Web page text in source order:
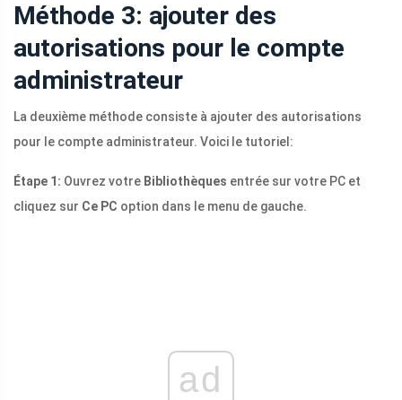
Méthode 3: ajouter des
autorisations pour le compte
administrateur
La deuxième méthode consiste à ajouter des autorisations
pour le compte administrateur. Voici le tutoriel:
Étape 1: Ouvrez votre Bibliothèques entrée sur votre PC et
cliquez sur Ce PC option dans le menu de gauche.
ad